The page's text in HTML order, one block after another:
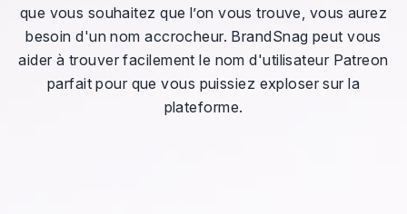
que vous souhaitez que l’on vous trouve, vous aurez
besoin d'un nom accrocheur. BrandSnag peut vous
aider à trouver facilement le nom d'utilisateur Patreon
parfait pour que vous puissiez exploser sur la
plateforme.